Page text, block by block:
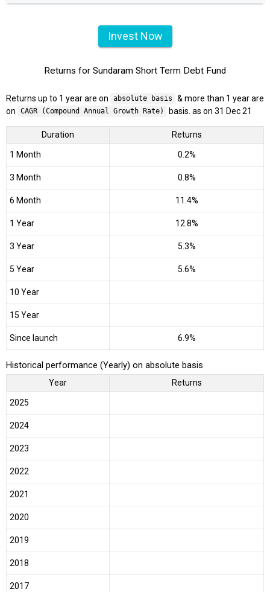
Invest Now
Returns for Sundaram Short Term Debt Fund
Returns up to 1 year are on absolute basis
& more than 1 year are
on
CAGR (Compound Annual Growth Rate) basis. as on 31 Dec 21
Duration Returns
1 Month 0.2%
3 Month 0.8%
6 Month 11.4%
1 Year 12.8%
3 Year 5.3%
5 Year 5.6%
10 Year
15 Year
Since launch 6.9%
Historical performance (Yearly) on absolute basis
Year Returns
2025
2024
2023
2022
2021
2020
2019
2018
2017